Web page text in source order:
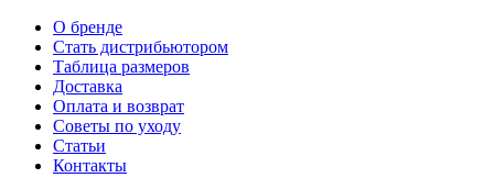
О бренде
Стать дистрибьютором
Таблица размеров
Доставка
Оплата и возврат
Советы по уходу
Статьи
Контакты